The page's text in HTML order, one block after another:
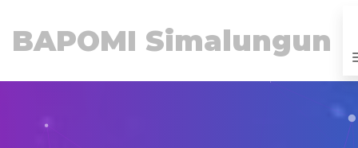
BAPOMI Simalungun